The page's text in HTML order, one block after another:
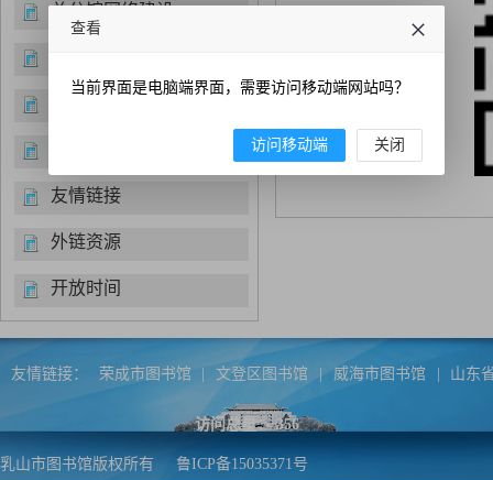
总分馆网络建设
友情链接
外链资源
开放时间
友情链接： 荣成市图书馆 文登区图书馆 | 威海市图书馆 山东
访问总量：356
乳山市图书馆版权所有 鲁ICP备15035371号
查看
当前界面是电脑端界面，需要访问移动端网站吗？
访问移动端 关闭